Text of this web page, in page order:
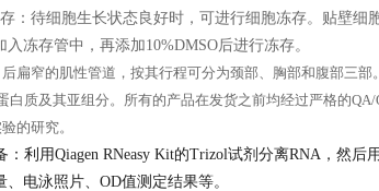
：待细胞生长状态良好时，可进行细胞冻存。贴壁
入冻存管中，再添加10%DMSO后进行冻存。
扁窄的肌性管道，按其行程可分为颈部、胸部和腹部三
白质及其亚组分。所有的产品在发货之前均经过严格的
的研究。
： 利用Qiagen RNeasy Kit的Trizol试剂分离RNA，然
、电泳照片、OD值测定结果等。